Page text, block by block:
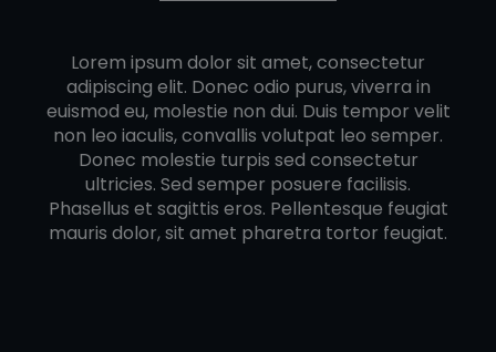
Lorem ipsum dolor sit amet, consectetur
adipiscing elit. Donec odio purus, viverra in
euismod eu, molestie non dui. Duis tempor velit
non leo iaculis, convallis volutpat leo semper.
Donec molestie turpis sed consectetur
ultricies. Sed semper posuere facilisis.
Phasellus et sagittis eros. Pellentesque feugiat
mauris dolor, sit amet pharetra tortor feugiat.